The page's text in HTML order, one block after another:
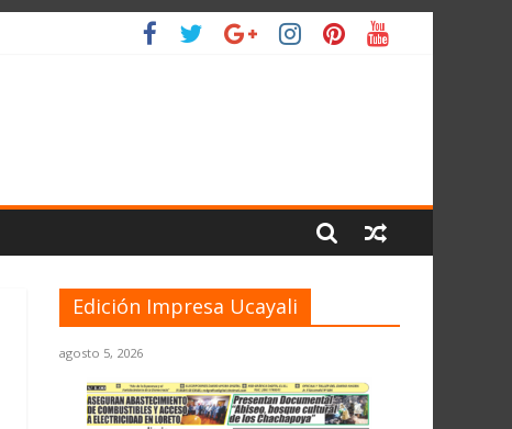
Edición Impresa Ucayali
agosto 5, 2026